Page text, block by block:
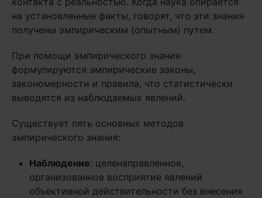
на установленные факты, говорят, что эти знания
получены эмпирическим (опытным) путем.
При помощи эмпирического знания
формулируются эмпирические законы,
закономерности и правила, что статистически
выводятся из наблюдаемых явлений.
Существует пять основных методов
эмпирического знания:
Наблюдение: целенаправленное,
организованное восприятие явлений
объективной действительности без внесения